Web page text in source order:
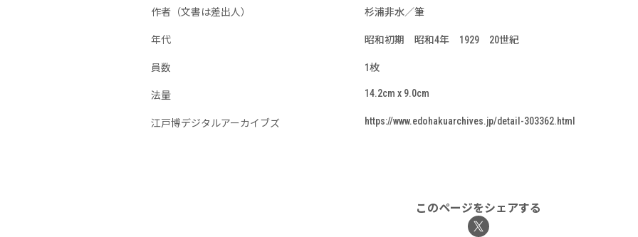
作者（文書は差出人） 杉浦非水／筆
年代 昭和初期 昭和4年 1929 20世紀
員数 1枚
法量 14.2cm x 9.0cm
江戸博デジタルアーカイブズ https://www.edohakuarchives.jp/detail-303362.html
このページをシェアする